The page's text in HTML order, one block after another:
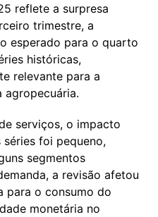
reflete a surpresa
trimestre, a
esperado para o quarto
históricas,
relevante para a
agropecuária.
serviços, o impacto
foi pequeno,
segmentos
a revisão afetou
para o consumo do
monetária no